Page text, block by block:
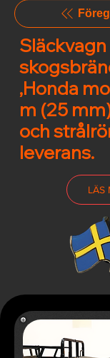
,Honda
m (25
och
leverans.
LÄS